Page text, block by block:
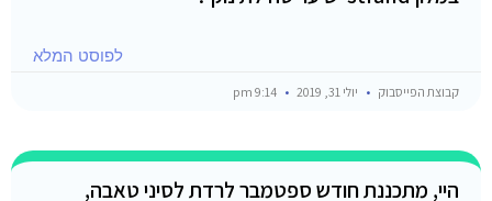
לפוסט המלא
קבוצת הפייסבוק יולי 31, 2019
היי, מתכננת חודש ספטמבר לרדת לסיני טאבה,